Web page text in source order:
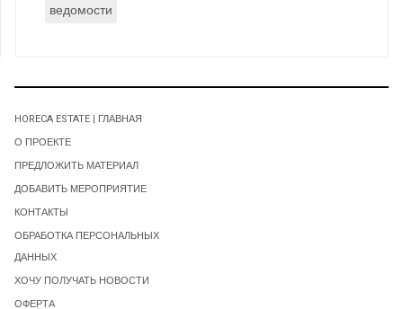
ведомости
HORECA ESTATE | ГЛАВНАЯ
О ПРОЕКТЕ
ПРЕДЛОЖИТЬ МАТЕРИАЛ
ДОБАВИТЬ МЕРОПРИЯТИЕ
КОНТАКТЫ
ОБРАБОТКА ПЕРСОНАЛЬНЫХ
ДАННЫХ
ХОЧУ ПОЛУЧАТЬ НОВОСТИ
ОФЕРТА